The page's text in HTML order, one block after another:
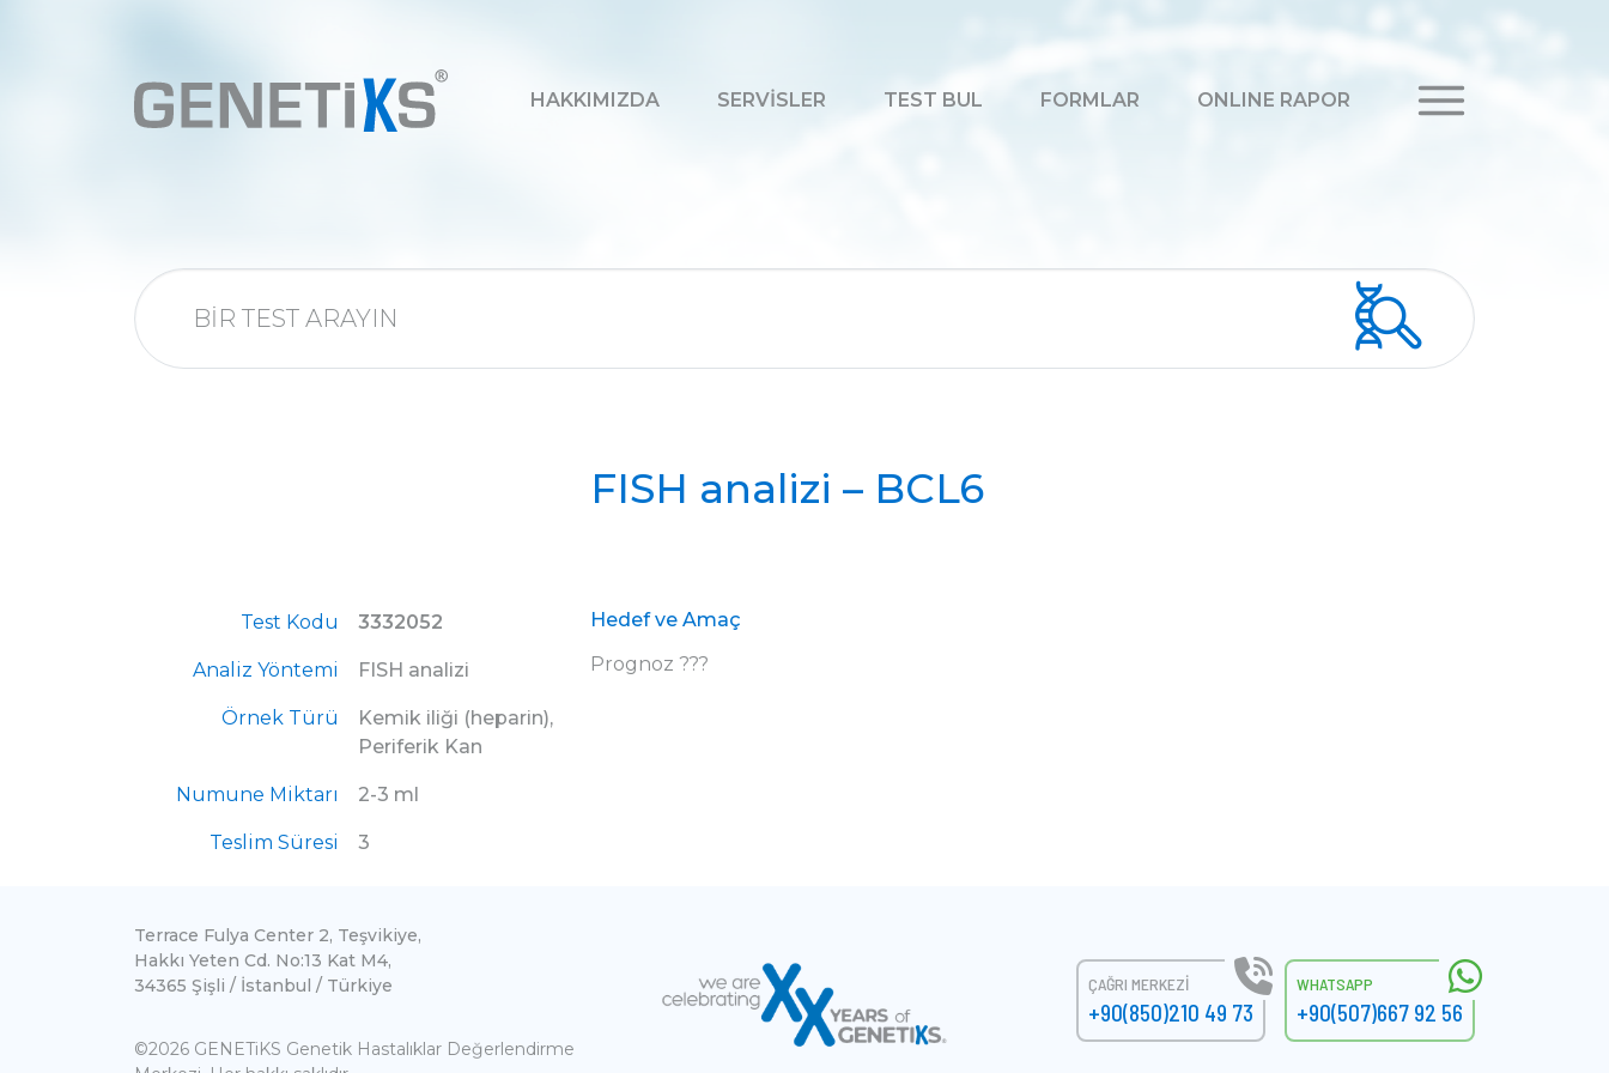
HAKKIMIZDA SERVİSLER TEST BUL FORMLAR ONLINE RAPOR
FISH analizi – BCL6
Test Kodu 3332052
Analiz Yöntemi FISH analizi
Örnek Türü
Kemik iliği (heparin),
Periferik Kan
Numune Miktarı 2-3 ml
Teslim Süresi 3
Hedef ve Amaç
Prognoz ???
ÇAĞRI MERKEZI
+90(850)210 49 73
WHATSAPP
+90(507)667 92 56
Terrace Fulya Center 2, Teşvikiye,
Hakkı Yeten Cd. No:13 Kat M4,
34365 Şişli / İstanbul / Türkiye
©2026 GENETiKS Genetik Hastalıklar Değerlendirme